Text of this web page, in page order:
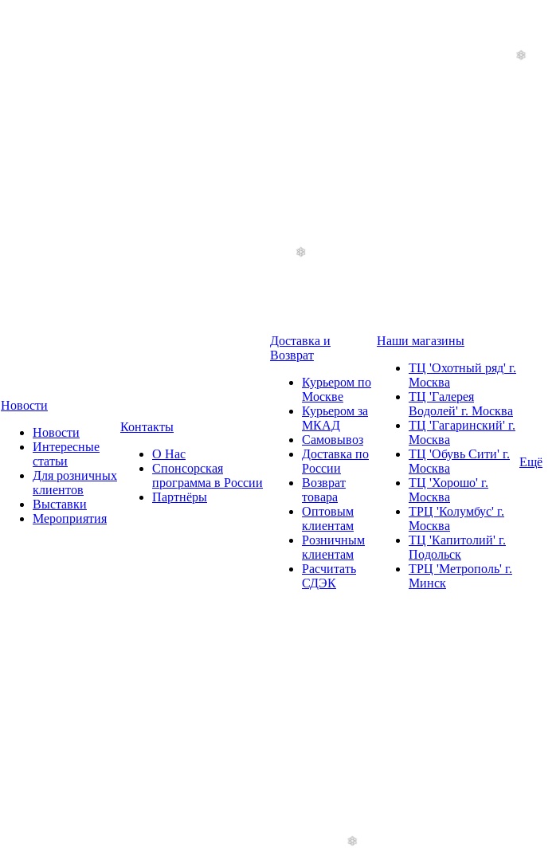
Новости
Новости
Интересные
статьи
Для розничных
клиентов
Выставки
Мероприятия
Контакты
О Нас
Спонсорская
программа в России
Партнёры
Доставка и
Возврат
Курьером по
Москве
Курьером за
МКАД
Самовывоз
Доставка по
России
Возврат
товара
Оптовым
клиентам
Розничным
клиентам
Расчитать
СДЭК
Наши магазины
ТЦ 'Охотный ряд' г.
Москва
ТЦ 'Галерея
Водолей' г. Москва
ТЦ 'Гагаринский' г.
Москва
ТЦ 'Обувь Сити' г.
Москва
ТЦ 'Хорошо' г.
Москва
ТРЦ 'Колумбус' г.
Москва
ТЦ 'Капитолий' г.
Подольск
ТРЦ 'Метрополь' г.
Минск
Ещё